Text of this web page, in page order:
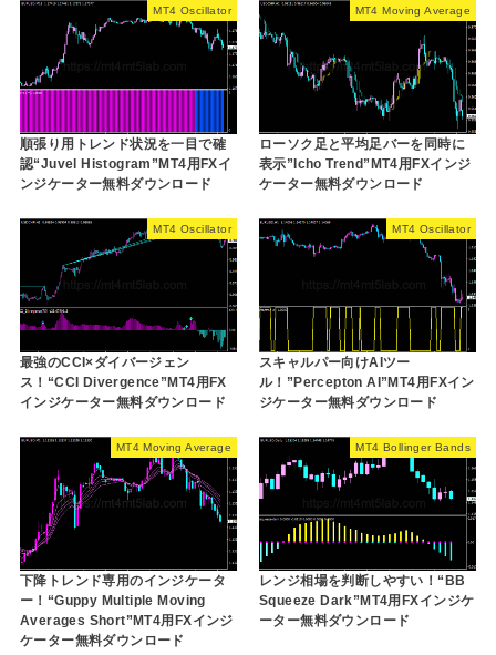
MT4 Oscillator
順張り用トレンド状況を一目で確
認“Juvel Histogram”MT4用FXイ
ンジケーター無料ダウンロード
MT4 Moving Average
ローソク足と平均足バーを同時に
表示”Icho Trend”MT4用FXインジ
ケーター無料ダウンロード
MT4 Oscillator
最強のCCI×ダイバージェン
ス！“CCI Divergence”MT4用FX
インジケーター無料ダウンロード
MT4 Oscillator
スキャルパー向けAIツー
ル！”Percepton AI”MT4用FXイン
ジケーター無料ダウンロード
MT4 Moving Average
下降トレンド専用のインジケータ
ー！“Guppy Multiple Moving
Averages Short”MT4用FXインジ
ケーター無料ダウンロード
MT4 Bollinger Bands
レンジ相場を判断しやすい！“BB
Squeeze Dark”MT4用FXインジケ
ーター無料ダウンロード